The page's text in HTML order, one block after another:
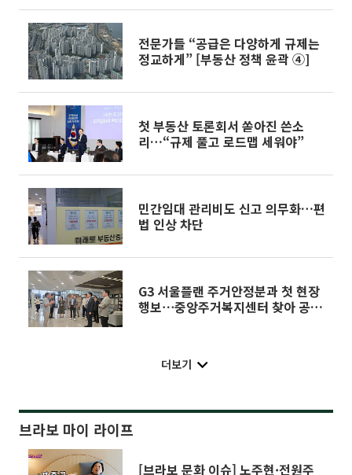
전문가들 “공급은 다양하게 규제는
정교하게” [부동산 정책 윤곽 ④]
첫 부동산 토론회서 쏟아진 쓴소
리…“규제 풀고 로드맵 세워야”
민간임대 관리비도 신고 의무화…편
법 인상 차단
G3 서울플랜 주거안정분과 첫 현장
행보⋯중앙주거복지센터 찾아 공약
더보기
브라보 마이 라이프
[브라보 문화 이슈] 노주현·전원주